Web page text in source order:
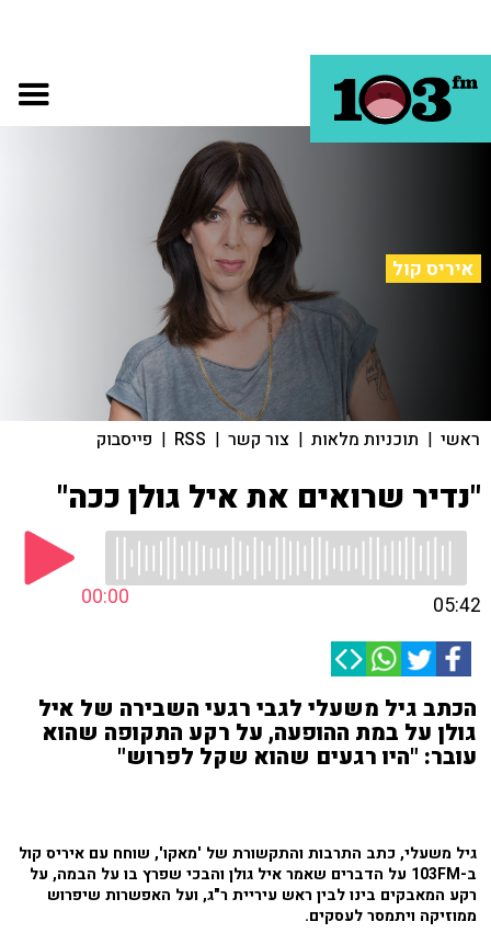
איריס קול
ראשי | תוכניות מלאות | צור קשר |
RSS
| פייסבוק
"נדיר שרואים את איל גולן ככה"
00:00 05:42
הכתב גיל משעלי לגבי רגעי השבירה של איל
גולן על במת ההופעה, על רקע התקופה שהוא
עובר: "היו רגעים שהוא שקל לפרוש"
גיל משעלי, כתב התרבות והתקשורת של 'מאקו', שוחח עם איריס קול
ב-103FM על הדברים שאמר איל גולן והבכי שפרץ בו על הבמה, על
רקע המאבקים בינו לבין ראש עיריית ר"ג, ועל האפשרות שיפרוש
ממוזיקה ויתמסר לעסקים.